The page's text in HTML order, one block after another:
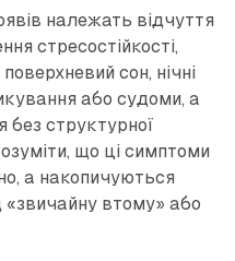
належать відчуття
стресостійкості,
сон, нічні
або судоми, а
без структурної
що ці симптоми
а накопичуються
втому» або